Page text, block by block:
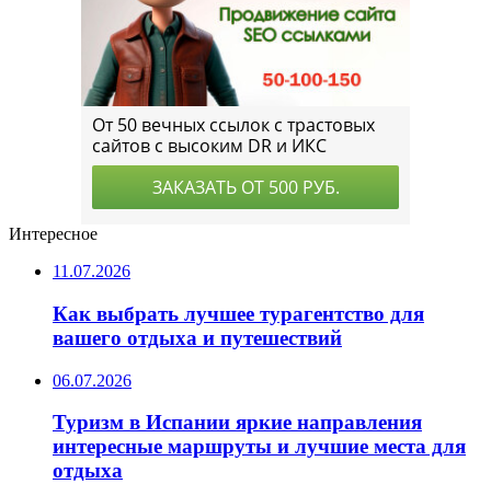
Интересное
11.07.2026
Как выбрать лучшее турагентство для
вашего отдыха и путешествий
06.07.2026
Туризм в Испании яркие направления
интересные маршруты и лучшие места для
отдыха